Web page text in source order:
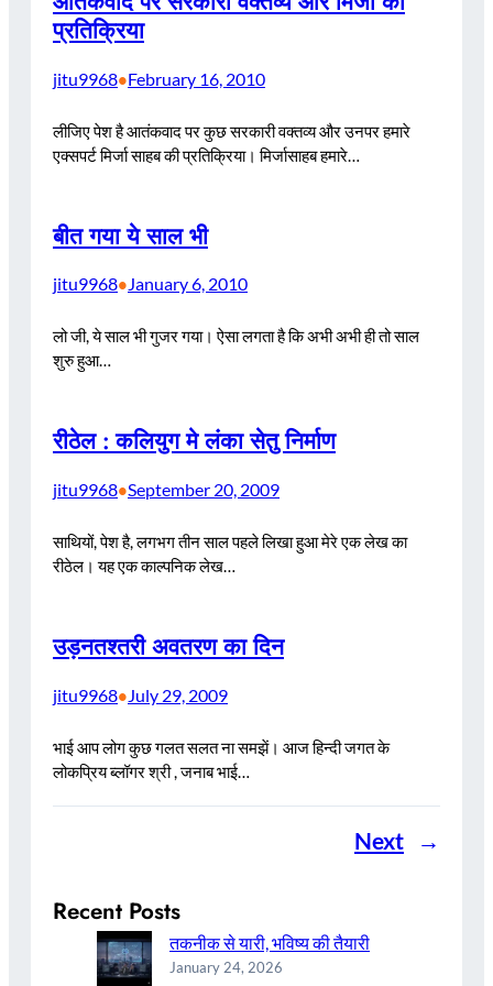
प्रतिक्रिया
jitu9968•February 16, 2010
लीजिए पेश है आतंकवाद पर कुछ सरकारी वक्तव्य और उनपर हमारे
एक्सपर्ट मिर्जा साहब की प्रतिक्रिया। मिर्जासाहब हमारे…
बीत गया ये साल भी
jitu9968•January 6, 2010
लो जी, ये साल भी गुजर गया। ऐसा लगता है कि अभी अभी ही तो साल
शुरु हुआ…
रीठेल : कलियुग मे लंका सेतु निर्माण
jitu9968•September 20, 2009
साथियों, पेश है, लगभग तीन साल पहले लिखा हुआ मेरे एक लेख का
रीठेल। यह एक काल्पनिक लेख…
उड़नतश्तरी अवतरण का दिन
jitu9968•July 29, 2009
भाई आप लोग कुछ गलत सलत ना समझें। आज हिन्दी जगत के
लोकप्रिय ब्लॉगर श्री , जनाब भाई…
Next →
Recent Posts
तकनीक से यारी, भविष्य की तैयारी
January 24, 2026